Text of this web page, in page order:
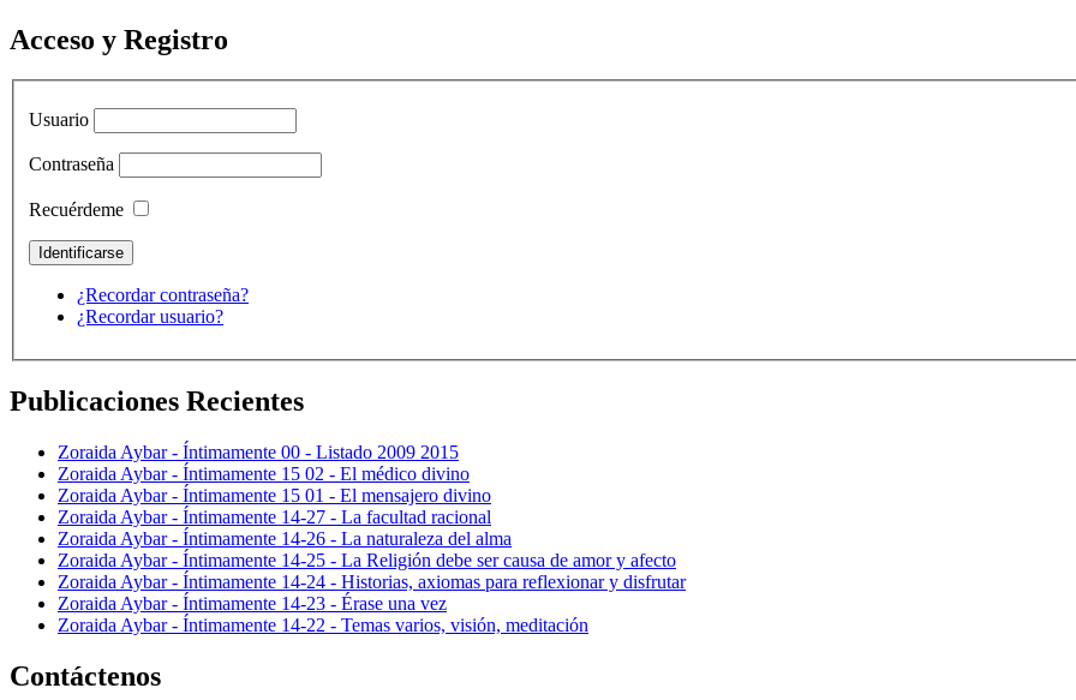
Acceso y Registro
Usuario
Contraseña
Recuérdeme
¿Recordar contraseña?
¿Recordar usuario?
Publicaciones Recientes
Zoraida Aybar - Íntimamente 00 - Listado 2009 2015
Zoraida Aybar - Íntimamente 15 02 - El médico divino
Zoraida Aybar - Íntimamente 15 01 - El mensajero divino
Zoraida Aybar - Íntimamente 14-27 - La facultad racional
Zoraida Aybar - Íntimamente 14-26 - La naturaleza del alma
Zoraida Aybar - Íntimamente 14-25 - La Religión debe ser causa de amor y afecto
Zoraida Aybar - Íntimamente 14-24 - Historias, axiomas para reflexionar y disfrutar
Zoraida Aybar - Íntimamente 14-23 - Érase una vez
Zoraida Aybar - Íntimamente 14-22 - Temas varios, visión, meditación
Contáctenos